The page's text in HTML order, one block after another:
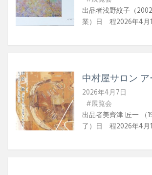
「しつらえ」とは、室
意味以外にも設ける、
根源的な意味もあり〝
間認識をいかに矜持で
に力を注いだ。 そ
内容も旧作の再制作や
にわたっている。ぜひ
作品世界に浸って頂
る。
出品者浅野紋子（
業）日 程2026年4月
17:00 休廊日4月21日
384-3564WEBギャラ
中村屋サロン
リレー 第7回
美齊津 匠一 展
う日常のかた
2026年4月7日
#展覧会
出品者美齊津 匠一 （
了）日 程2026年4月
18:00（17:40最終入